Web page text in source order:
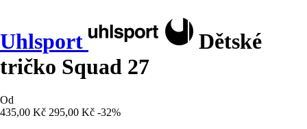
Uhlsport
Dětské
tričko Squad 27
Od
435,00 Kč 295,00 Kč -32%